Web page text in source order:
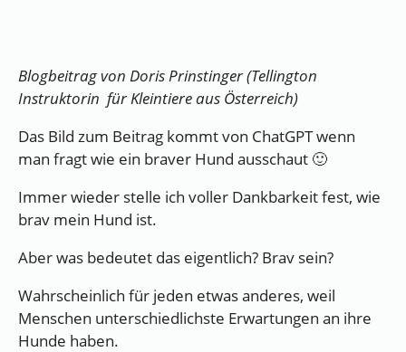
Blogbeitrag von Doris Prinstinger (Tellington
Instruktorin für Kleintiere aus Österreich)
Das Bild zum Beitrag kommt von ChatGPT wenn
man fragt wie ein braver Hund ausschaut 🙂
Immer wieder stelle ich voller Dankbarkeit fest, wie
brav mein Hund ist.
Aber was bedeutet das eigentlich? Brav sein?
Wahrscheinlich für jeden etwas anderes, weil
Menschen unterschiedlichste Erwartungen an ihre
Hunde haben.